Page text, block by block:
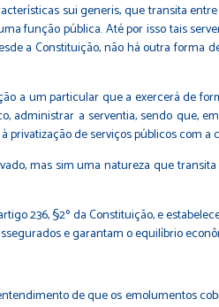
sui generis, que transita
função pública. Até por isso tais
a Constituição, não há outra
a um particular que a exercerá de
administrar a serventia, sendo que,
de serviços públicos com
mas sim uma natureza que
236, §2º da Constituição, e
e garantam o equilíbrio
de que os emolumentos